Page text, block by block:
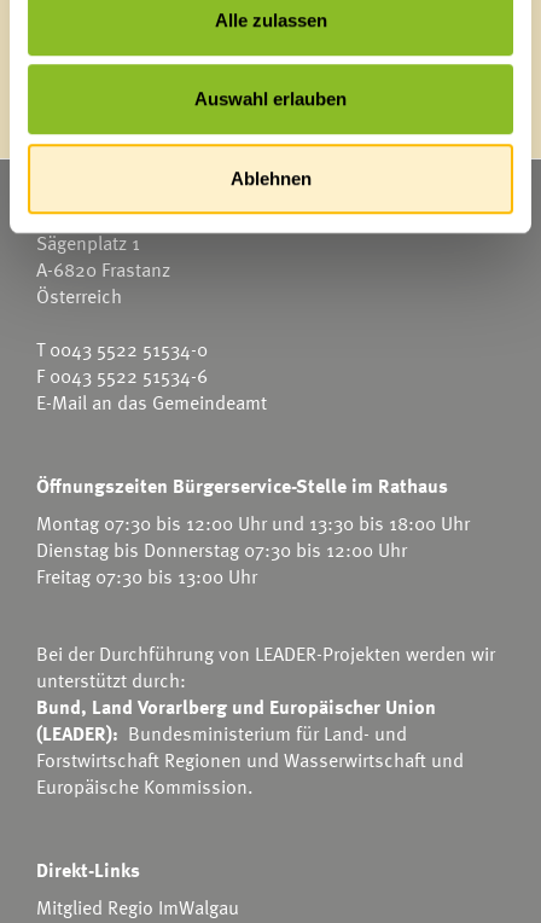
Alle zulassen
Auswahl erlauben
Ablehnen
Energieeffiziente Gemeinde
Marktgemeinde Frastanz
Sägenplatz 1
A-6820 Frastanz
Österreich
T0043 5522 51534-0
F 0043 5522 51534-6
E-Mail an das Gemeindeamt
Öffnungszeiten Bürgerservice-Stelle im Rathaus
Montag 07:30 bis 12:00 Uhr und 13:30 bis 18:00 Uhr
Dienstag bis Donnerstag 07:30 bis 12:00 Uhr
Freitag 07:30 bis 13:00 Uhr
Bei der Durchführung von LEADER-Projekten werden wir
unterstützt durch:
Bund, Land Vorarlberg und Europäischer Union
(LEADER): Bundesministerium für Land- und
Forstwirtschaft Regionen und Wasserwirtschaft und
Europäische Kommission.
Direkt-Links
Mitglied Regio ImWalgau